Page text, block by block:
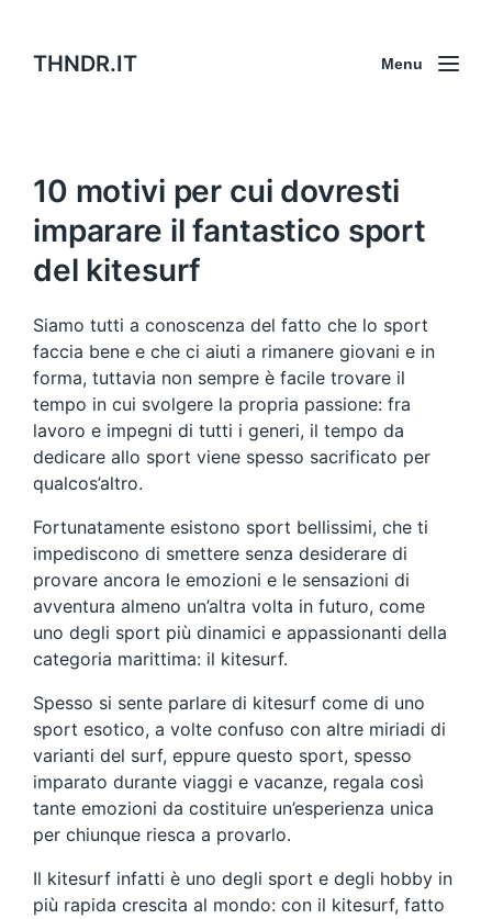
THNDR.IT Menu
10 motivi per cui dovresti
imparare il fantastico sport
del kitesurf
Siamo tutti a conoscenza del fatto che lo sport
faccia bene e che ci aiuti a rimanere giovani e in
forma, tuttavia non sempre è facile trovare il
tempo in cui svolgere la propria passione: fra
lavoro e impegni di tutti i generi, il tempo da
dedicare allo sport viene spesso sacrificato per
qualcos’altro.
Fortunatamente esistono sport bellissimi, che ti
impediscono di smettere senza desiderare di
provare ancora le emozioni e le sensazioni di
avventura almeno un’altra volta in futuro, come
uno degli sport più dinamici e appassionanti della
categoria marittima: il kitesurf.
Spesso si sente parlare di kitesurf come di uno
sport esotico, a volte confuso con altre miriadi di
varianti del surf, eppure questo sport, spesso
imparato durante viaggi e vacanze, regala così
tante emozioni da costituire un’esperienza unica
per chiunque riesca a provarlo.
Il kitesurf infatti è uno degli sport e degli hobby in
più rapida crescita al mondo: con il kitesurf, fatto